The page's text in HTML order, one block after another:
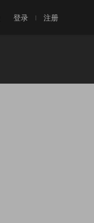
登录 注册